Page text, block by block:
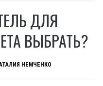
ДЛЯ
ВЫБРАТЬ?
НЕМЧЕНКО